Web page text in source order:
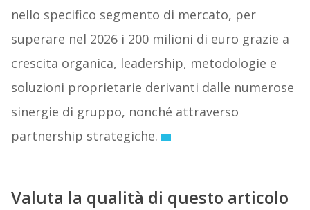
nello specifico segmento di mercato, per
superare nel 2026 i 200 milioni di euro grazie a
crescita organica, leadership, metodologie e
soluzioni proprietarie derivanti dalle numerose
sinergie di gruppo, nonché attraverso
partnership strategiche.
Valuta la qualità di questo articolo